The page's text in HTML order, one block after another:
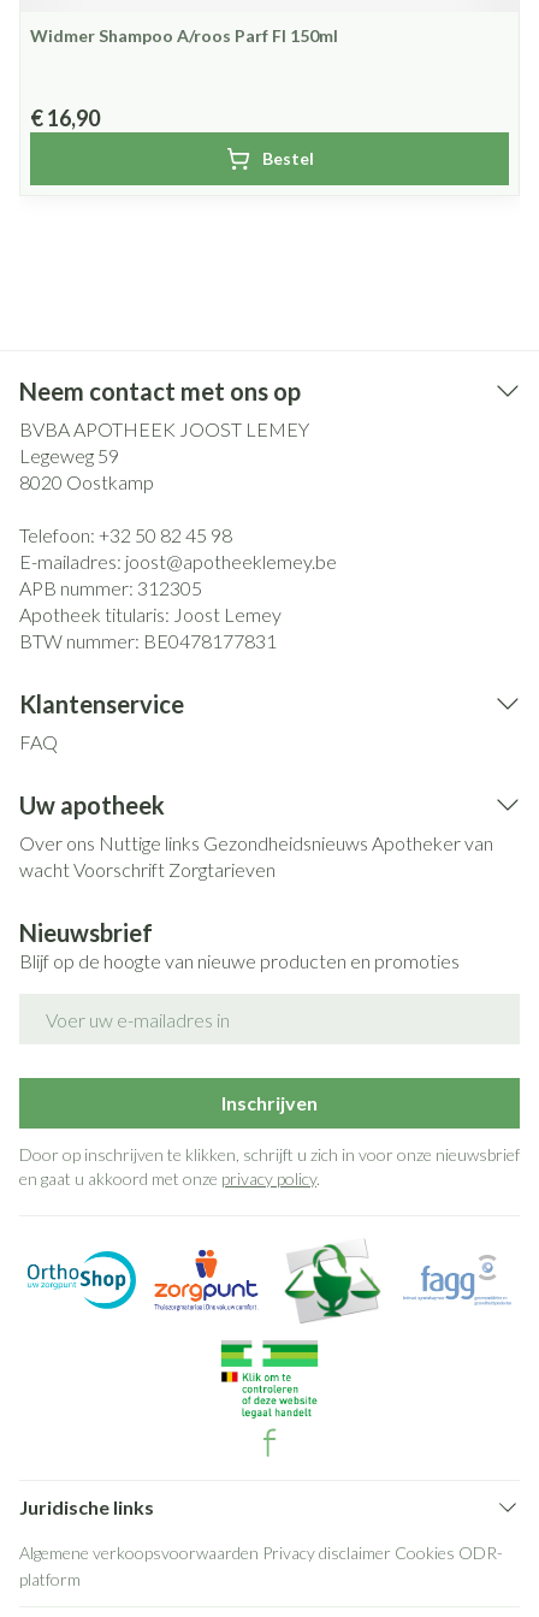
Widmer Shampoo A/roos Parf Fl 150ml
€ 16,90
Bestel
Neem contact met ons op
BVBA APOTHEEK JOOST LEMEY
Legeweg 59
8020 Oostkamp
Telefoon: +32 50 82 45 98
E-mailadres: joost@apotheeklemey.be
APB nummer: 312305
Apotheek titularis: Joost Lemey
BTW nummer: BE0478177831
Klantenservice
FAQ
Uw apotheek
Over ons Nuttige links Gezondheidsnieuws Apotheker van
wachtVoorschrift Zorgtarieven
Nieuwsbrief
Blijf op de hoogte van nieuwe producten en promoties
Inschrijven
Door op inschrijven te klikken, schrijft u zich in voor onze nieuwsbrief
en gaat u akkoord met onze privacy policy.
Juridische links
Algemene verkoopsvoorwaarden Privacy disclaimer Cookies ODR-
platform